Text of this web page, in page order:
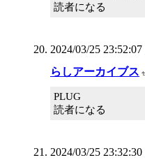
読者になる
2024/03/25 23:52:07
らしアーカイブス
PLUG
読者になる
2024/03/25 23:32:30